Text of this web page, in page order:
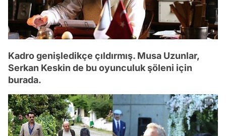
Kadro genişledikçe çıldırmış. Musa Uzunlar,
Serkan Keskin de bu oyunculuk şöleni için
burada.